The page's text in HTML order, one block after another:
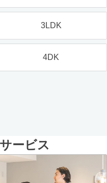
3LDK
4DK
ービス